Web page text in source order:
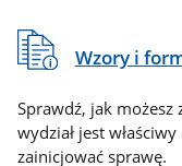
Wzory i
Sprawdź, jak możesz
wydział jest
zainicjować sprawę.